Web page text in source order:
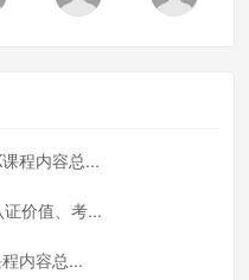
程内容总...
价值、考...
内容总...